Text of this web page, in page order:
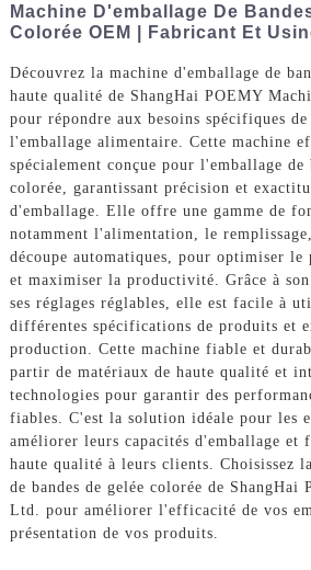
Machine D'emballage De
Colorée OEM | Fabricant Et
Découvrez la machine d'emballage de
haute qualité de ShangHai POEMY
pour répondre aux besoins spécifiques
l'emballage alimentaire. Cette machine
spécialement conçue pour l'emballage de
colorée, garantissant précision et
d'emballage. Elle offre une gamme de
notamment l'alimentation, le
découpe automatiques, pour optimiser le
et maximiser la productivité. Grâce à
ses réglages réglables, elle est facile à
différentes spécifications de produits et
production. Cette machine fiable et
partir de matériaux de haute qualité et
technologies pour garantir des
fiables. C'est la solution idéale pour les
améliorer leurs capacités d'emballage et
haute qualité à leurs clients. Choisissez
de bandes de gelée colorée de ShangHai
Ltd. pour améliorer l'efficacité de vos
présentation de vos produits.